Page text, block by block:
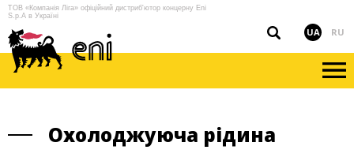
ТОВ «Компанія Ліга» офіційний дистриб'ютор концерну Eni
S.p.A в Україні
UA RU
Охолоджуюча рідина